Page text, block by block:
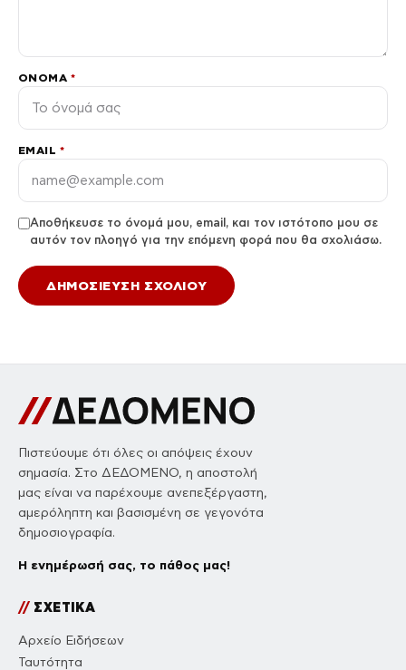
ΌΝΟΜΑ *
EMAIL *
Αποθήκευσε το όνομά μου, email, και τον ιστότοπο μου σε
αυτόν τον πλοηγό για την επόμενη φορά που θα σχολιάσω.
Πιστεύουμε ότι όλες οι απόψεις έχουν
σημασία. Στο ΔΕΔΟΜΕΝΟ, η αποστολή
μας είναι να παρέχουμε ανεπεξέργαστη,
αμερόληπτη και βασισμένη σε γεγονότα
δημοσιογραφία.
Η ενημέρωσή σας, το πάθος μας!
//ΣΧΕΤΙΚΑ
Αρχείο Ειδήσεων
Ταυτότητα